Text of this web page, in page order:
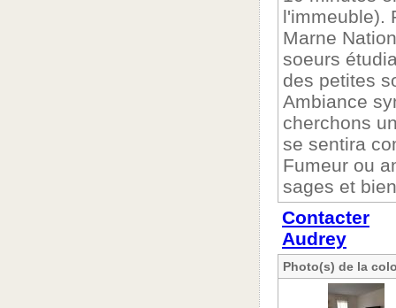
l'immeuble).
Marne
soeurs
des petites
Ambiance
cherchons
se sentira
Fumeur ou
sages et
Contacter
Audrey
Photo(s) de la